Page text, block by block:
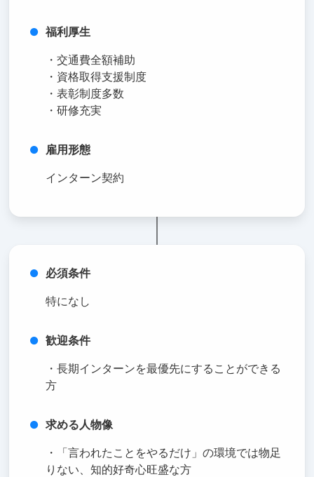
福利厚生
・交通費全額補助
・資格取得支援制度
・表彰制度多数
・研修充実
雇用形態
インターン契約
必須条件
特になし
歓迎条件
・長期インターンを最優先にすることができる
方
求める人物像
・「言われたことをやるだけ」の環境では物足
りない、知的好奇心旺盛な方